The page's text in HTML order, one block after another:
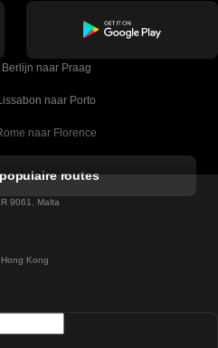
naar Praag
naar Porto
naar Florence
naar Barcelona
naar Wenen
routes
9061, Malta
Kong